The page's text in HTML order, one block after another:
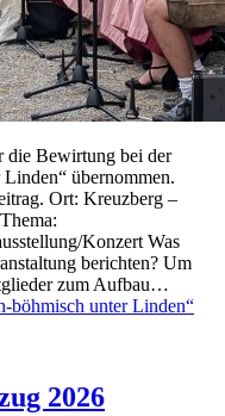
die Bewirtung bei der
übernommen.
Ort: Kreuzberg –
Konzert Was
berichten? Um
zum Aufbau…
böhmisch unter Linden“
2026